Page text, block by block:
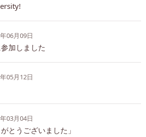
06月09日
加しました
05月12日
03月04日
とうございました」